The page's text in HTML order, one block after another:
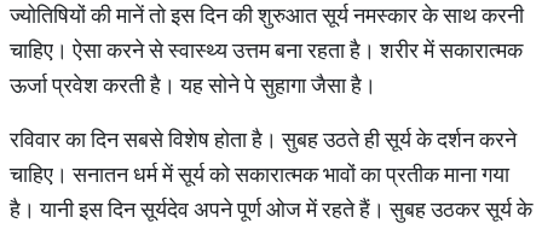
ज्योतिषियों की मानें तो इस दिन की शुरुआत सूर्य नमस्कार के साथ करनी
चाहिए। ऐसा करने से स्वास्थ्य उत्तम बना रहता है। शरीर में सकारात्मक
ऊर्जा प्रवेश करती है। यह सोने पे सुहागा जैसा है।
रविवार का दिन सबसे विशेष होता है। सुबह उठते ही सूर्य के दर्शन करने
चाहिए। सनातन धर्म में सूर्य को सकारात्मक भावों का प्रतीक माना गया
है। यानी इस दिन सूर्यदेव अपने पूर्ण ओज में रहते हैं। सुबह उठकर सूर्य के